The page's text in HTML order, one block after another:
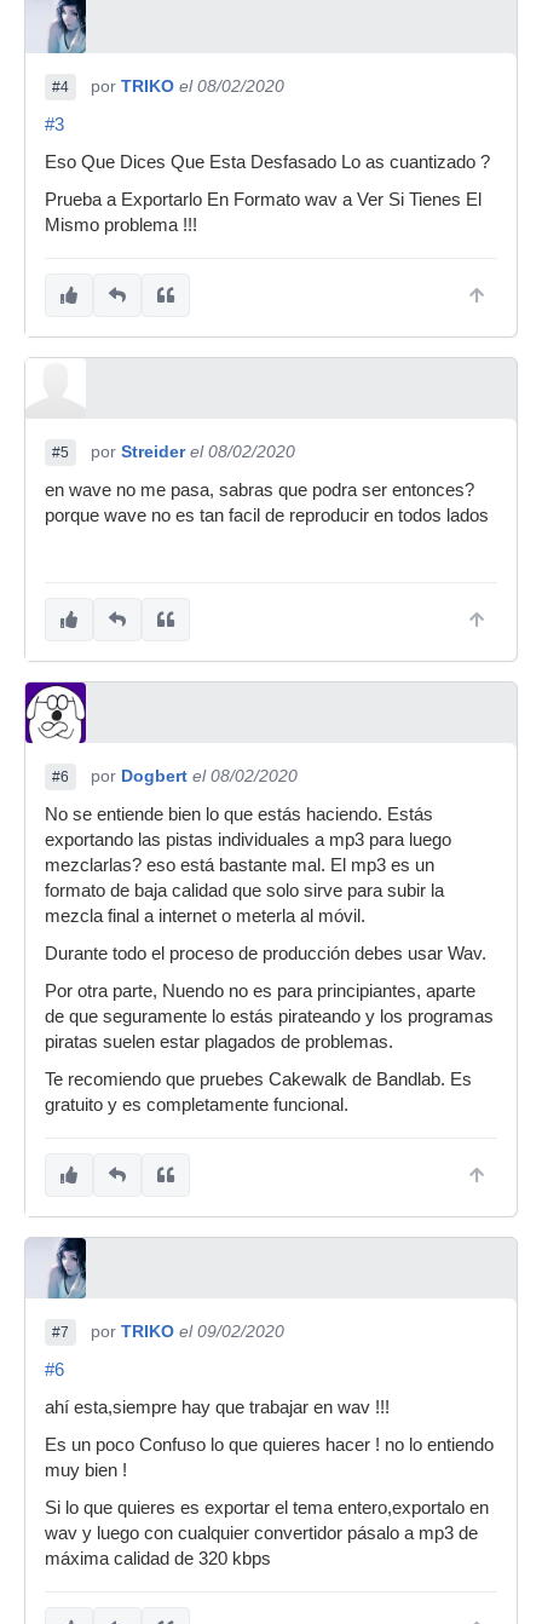
#4 por TRIKO el 08/02/2020
#3
Eso Que Dices Que Esta Desfasado Lo as cuantizado ?
Prueba a Exportarlo En Formato wav a Ver Si Tienes El
Mismo problema !!!
#5 por Streider el 08/02/2020
en wave no me pasa, sabras que podra ser entonces?
porque wave no es tan facil de reproducir en todos lados
#6 por Dogbert el 08/02/2020
No se entiende bien lo que estás haciendo. Estás
exportando las pistas individuales a mp3 para luego
mezclarlas? eso está bastante mal. El mp3 es un
formato de baja calidad que solo sirve para subir la
mezcla final a internet o meterla al móvil.
Durante todo el proceso de producción debes usar Wav.
Por otra parte, Nuendo no es para principiantes, aparte
de que seguramente lo estás pirateando y los programas
piratas suelen estar plagados de problemas.
Te recomiendo que pruebes Cakewalk de Bandlab. Es
gratuito y es completamente funcional.
#7 por TRIKO el 09/02/2020
#6
ahí esta,siempre hay que trabajar en wav !!!
Es un poco Confuso lo que quieres hacer ! no lo entiendo
muy bien !
Si lo que quieres es exportar el tema entero,exportalo en
wav y luego con cualquier convertidor pásalo a mp3 de
máxima calidad de 320 kbps